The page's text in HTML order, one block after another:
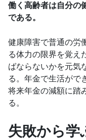
働く高齢者は自分の
である。
健康障害で普通の労
る体力の限界を覚え
ばならないかを元気
る。年金で生活がで
将来年金の減額に踏
る。
失敗から学